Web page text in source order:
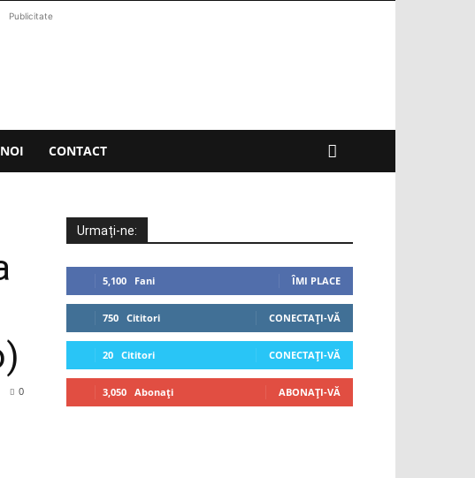
Publicitate
CONTACT
0
Urmați-ne:
5,100 Fani ÎMI PLACE
750 Cititori CONECTAȚI-VĂ
20 Cititori CONECTAȚI-VĂ
3,050 Abonați ABONAȚI-VĂ